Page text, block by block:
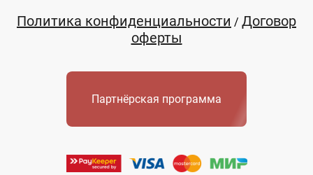
Политика конфиденциальности / Договор
оферты
Партнёрская программа